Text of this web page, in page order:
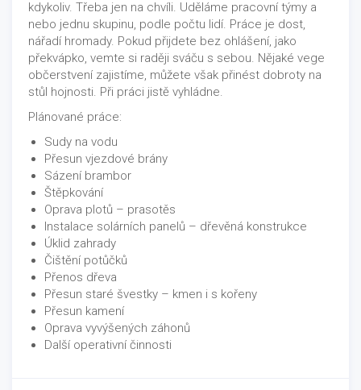
kdykoliv. Třeba jen na chvíli. Uděláme pracovní týmy a
nebo jednu skupinu, podle počtu lidí. Práce je dost,
nářadí hromady. Pokud přijdete bez ohlášení, jako
překvápko, vemte si raději sváču s sebou. Nějaké vege
občerstvení zajistíme, můžete však přinést dobroty na
stůl hojnosti. Při práci jistě vyhládne.
Plánované práce:
Sudy na vodu
Přesun vjezdové brány
Sázení brambor
Štěpkování
Oprava plotů – prasotěs
Instalace solárních panelů – dřevěná konstrukce
Úklid zahrady
Čištění potůčků
Přenos dřeva
Přesun staré švestky – kmen i s kořeny
Přesun kamení
Oprava vyvýšených záhonů
Další operativní činnosti